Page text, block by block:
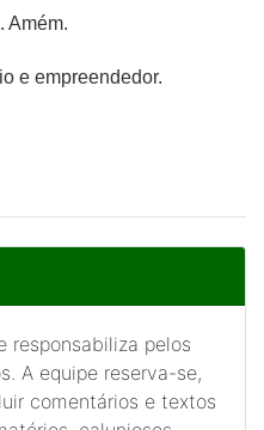
Amém.
e empreendedor.
responsabiliza pelos
A equipe reserva-se,
comentários e textos